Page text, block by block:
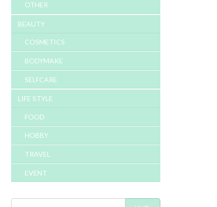
OTHER
BEAUTY
COSMETICS
BODYMAKE
SELFCARE
LIFE STYLE
FOOD
HOBBY
TRAVEL
EVENT
検